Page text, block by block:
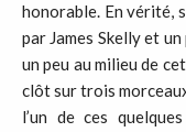
honorable. En vérité,
par James Skelly et
un peu au milieu de
clôt sur trois
l’un de ces